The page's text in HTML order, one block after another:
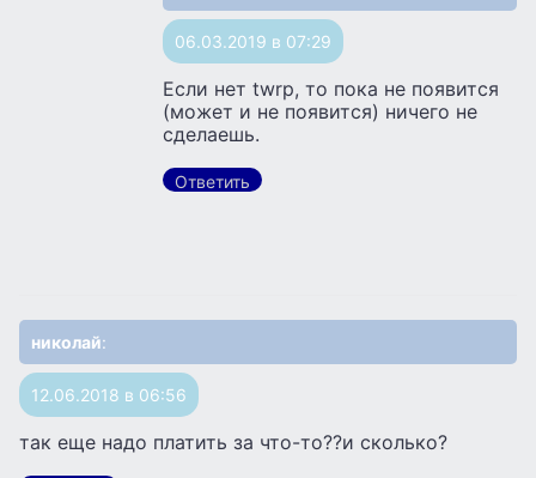
06.03.2019 в 07:29
Если нет twrp, то пока не появится
(может и не появится) ничего не
сделаешь.
Ответить
николай:
12.06.2018 в 06:56
так еще надо платить за что-то??и сколько?